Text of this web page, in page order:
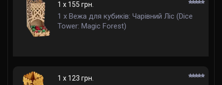
1 x 155 грн.
1 x Вежа для кубиків: Чарівний Ліс (Dice
Tower: Magic Forest)
1 x 123 грн.